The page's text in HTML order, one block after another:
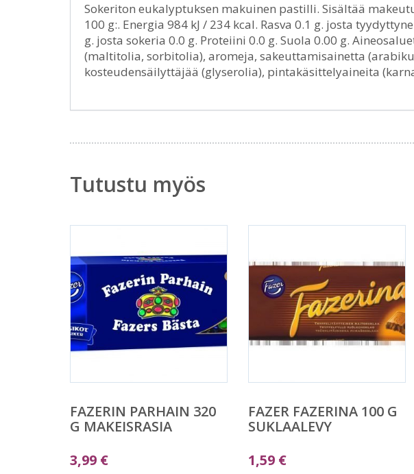
Sokeriton eukalyptuksen makuinen pastilli. Sisältää
100 g:. Energia 984 kJ / 234 kcal. Rasva 0.1 g. josta
g. josta sokeria 0.0 g. Proteiini 0.0 g. Suola 0.00 g.
(maltitolia, sorbitolia), aromeja, sakeuttamisainetta
kosteudensäilyttäjää (glyserolia), pintakäsittelyaineita
Tutustu myös
FAZERIN PARHAIN 320
G MAKEISRASIA
3,99 €
FAZER FAZERINA 100 G
SUKLAALEVY
1,59 €